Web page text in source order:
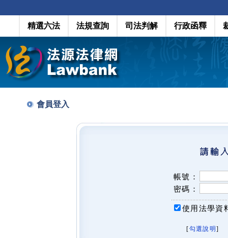
精選六法 法規查詢 司法判解 行政函釋
會員登入
帳號：
密碼：
使用法學資
[勾選說明 ]